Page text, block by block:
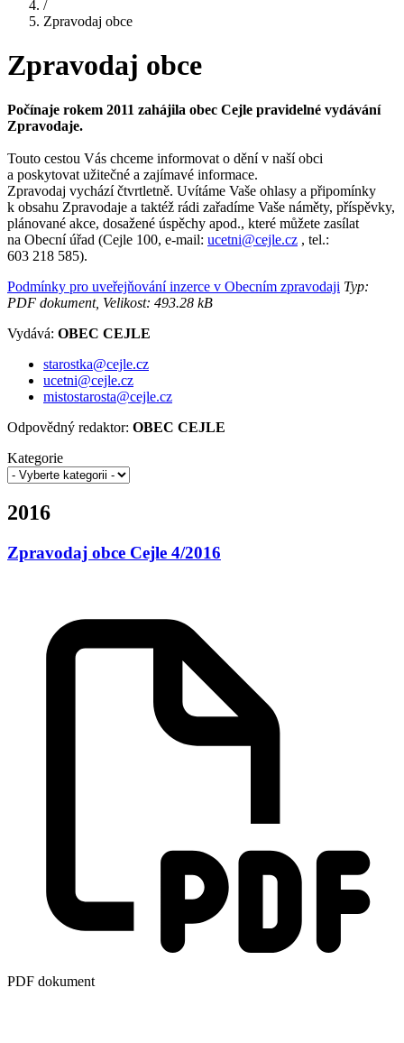
/
Zpravodaj obce
Zpravodaj obce
Počínaje rokem 2011 zahájila obec Cejle pravidelné vydávání
Zpravodaje.
Touto cestou Vás chceme informovat o dění v naší obci
a poskytovat užitečné a zajímavé informace.
Zpravodaj vychází čtvrtletně. Uvítáme Vaše ohlasy a připomínky
k obsahu Zpravodaje a taktéž rádi zařadíme Vaše náměty, příspěvky,
plánované akce, dosažené úspěchy apod., které můžete zasílat
na Obecní úřad (Cejle 100, e-mail: ucetni@cejle.cz , tel.:
603 218 585).
Podmínky pro uveřejňování inzerce v Obecním zpravodaji Typ:
PDF dokument, Velikost: 493.28 kB
Vydává: OBEC CEJLE
starostka@cejle.cz
ucetni@cejle.cz
mistostarosta@cejle.cz
Odpovědný redaktor: OBEC CEJLE
Kategorie
2016
Zpravodaj obce Cejle 4/2016
PDF dokument